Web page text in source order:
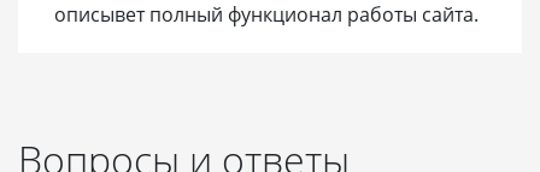
описывет полный функционал работы сайта.
Вопросы и ответы